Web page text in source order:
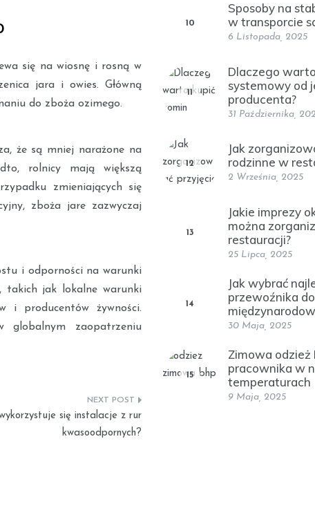
się na wiosnę i rosną w
jara i owies. Główną
do zboża ozimego.
że są mniej narażone na
rolnicy mają większą
zmieniających się
zboża jare zazwyczaj
i odporności na warunki
takich jak lokalne warunki
i producentów żywności.
zaopatrzeniu
się instalacje z rur
kwasoodpornych?
10
Sposoby na
w transporcie
6 Listopada, 2025
11
Dlaczego
systemowy od
producenta?
31 Października,
12
Jak
rodzinne w
2 Września, 2025
13
Jakie imprezy
można
restauracji?
25 Lipca, 2025
14
Jak wybrać
przewoźnika
30 Maja, 2025
15
Zimowa odzież
pracownika w
temperaturach
9 Maja, 2025